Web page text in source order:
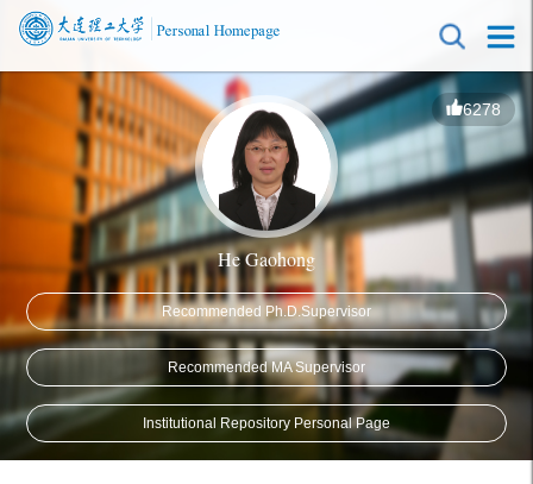
6278
He Gaohong
Recommended Ph.D.Supervisor
Recommended MA Supervisor
Institutional Repository Personal Page